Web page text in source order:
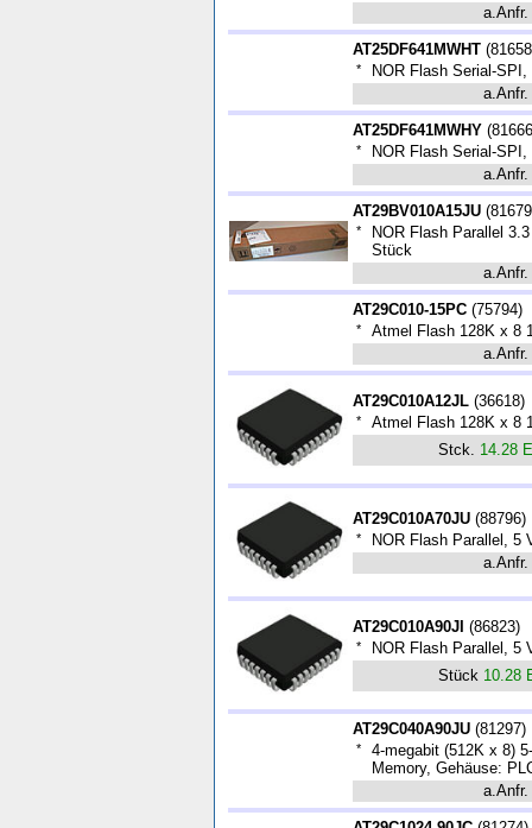
a.Anfr.
AT25DF641MWHT (81658
*
NOR Flash Serial-
a.Anfr.
AT25DF641MWHY (81666
*
NOR Flash Serial-
a.Anfr.
AT29BV010A15JU (81679
*
NOR Flash Parallel
Stück
a.Anfr.
AT29C010-15PC (75794)
*
Atmel Flash 128K x 8
a.Anfr.
AT29C010A12JL (36618)
*
Atmel Flash 128K x 8
Stck. 14.28
AT29C010A70JU (88796)
*
NOR Flash Parallel, 5
a.Anfr.
AT29C010A90JI (86823)
*
NOR Flash Parallel, 5
Stück 10.28
AT29C040A90JU (81297)
*
4-megabit (512K x 8)
Memory, Gehäuse:
a.Anfr.